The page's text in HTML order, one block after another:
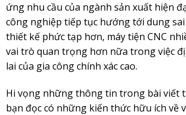
ứng nhu cầu của ngành sản xuất hiện
công nghiệp tiếp tục hướng tới dung sai
thiết kế phức tạp hơn, máy tiện CNC
vai trò quan trọng hơn nữa trong việc
lai của gia công chính xác cao.
Hi vọng những thông tin trong bài viết
bạn đọc có những kiến thức hữu ích về